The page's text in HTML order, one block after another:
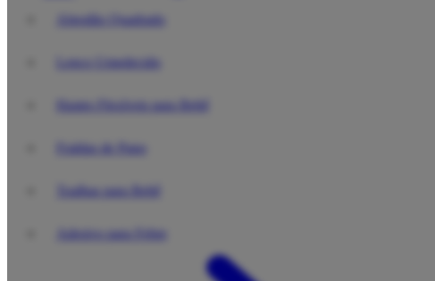
Algodão Quadrado
Lenço Umedecido
Hastes Flexíveis para Bebê
Fraldas de Pano
Toalhas para Bebê
Adesivo para Febre